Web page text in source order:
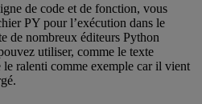
de code et de fonction, vous
PY pour l’exécution dans le
de nombreux éditeurs Python
utiliser, comme le texte
ralenti comme exemple car il vient